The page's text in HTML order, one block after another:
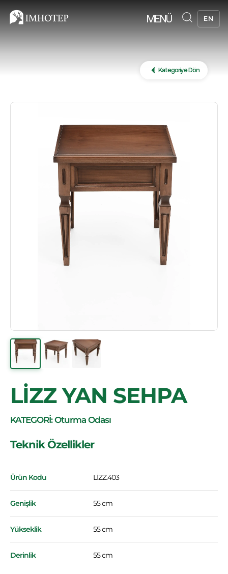
MENÜ EN
Kategoriye Dön
LİZZ YAN SEHPA
KATEGORİ: Oturma Odası
Teknik Özellikler
Ürün Kodu LİZZ.403
Genişlik 55 cm
Yükseklik 55 cm
Derinlik 55 cm